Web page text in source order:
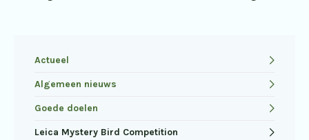
Actueel
Algemeen nieuws
Goede doelen
Leica Mystery Bird Competition